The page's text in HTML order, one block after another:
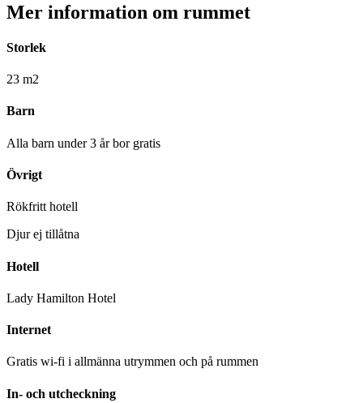
Mer information om rummet
Storlek
23 m2
Barn
Alla barn under 3 år bor gratis
Övrigt
Rökfritt hotell
Djur ej tillåtna
Hotell
Lady Hamilton Hotel
Internet
Gratis wi-fi i allmänna utrymmen och på rummen
In- och utcheckning